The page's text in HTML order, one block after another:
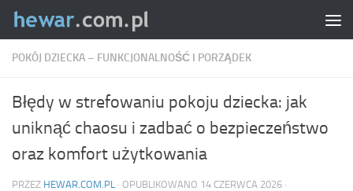
Skip to content
POKÓJ DZIECKA – FUNKCJONALNOŚĆ I PORZĄDEK
Błędy w strefowaniu pokoju dziecka: jak
uniknąć chaosu i zadbać o bezpieczeństwo
oraz komfort użytkowania
PRZEZ HEWAR.COM.PL · OPUBLIKOWANO 14 CZERWCA 2026 ·